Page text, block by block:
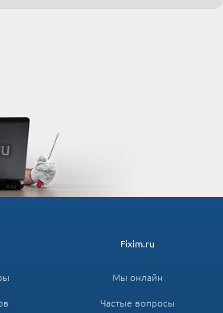
Fixim.ru
Мы онлайн
Частые вопросы